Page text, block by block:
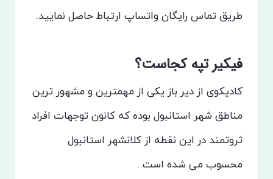
طریق تماس رایگان واتساپ ارتباط حاصل نمایید.
فیکیر تپه کجاست؟
کادیکوی از دیر باز یکی از مهمترین و مشهور ترین
مناطق شهر استانبول بوده که کانون توجهات افراد
ثروتمند در این نقطه از کلانشهر استانبول
محسوب می شده است .